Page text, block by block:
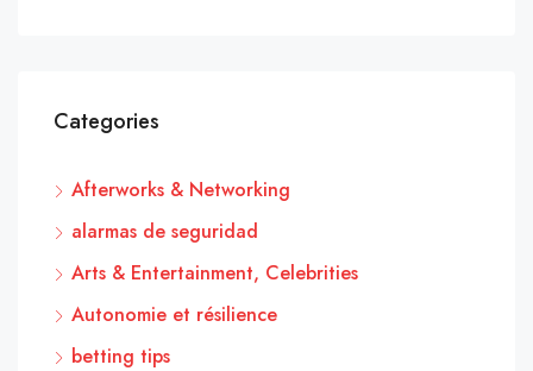
Categories
Afterworks & Networking
alarmas de seguridad
Arts & Entertainment, Celebrities
Autonomie et résilience
betting tips